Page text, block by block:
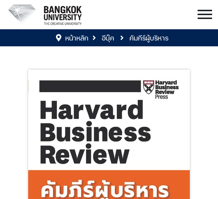
หน้าหลัก อีบุ๊ค คัมภีร์ผู้บริหาร